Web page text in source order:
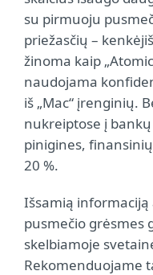
su pirmuoju
priežasčių –
žinoma kaip
naudojama
iš „Mac“ įrenginių.
nukreiptose į
pinigines,
20 %.
Išsamią
pusmečio grėsmes
skelbiamoje
Rekomenduojame